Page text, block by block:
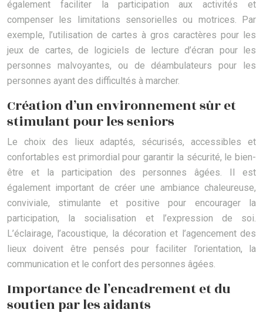
également faciliter la participation aux activités et
compenser les limitations sensorielles ou motrices. Par
exemple, l’utilisation de cartes à gros caractères pour les
jeux de cartes, de logiciels de lecture d’écran pour les
personnes malvoyantes, ou de déambulateurs pour les
personnes ayant des difficultés à marcher.
Création d’un environnement sûr et
stimulant pour les seniors
Le choix des lieux adaptés, sécurisés, accessibles et
confortables est primordial pour garantir la sécurité, le bien-
être et la participation des personnes âgées. Il est
également important de créer une ambiance chaleureuse,
conviviale, stimulante et positive pour encourager la
participation, la socialisation et l’expression de soi.
L’éclairage, l’acoustique, la décoration et l’agencement des
lieux doivent être pensés pour faciliter l’orientation, la
communication et le confort des personnes âgées.
Importance de l’encadrement et du
soutien par les aidants